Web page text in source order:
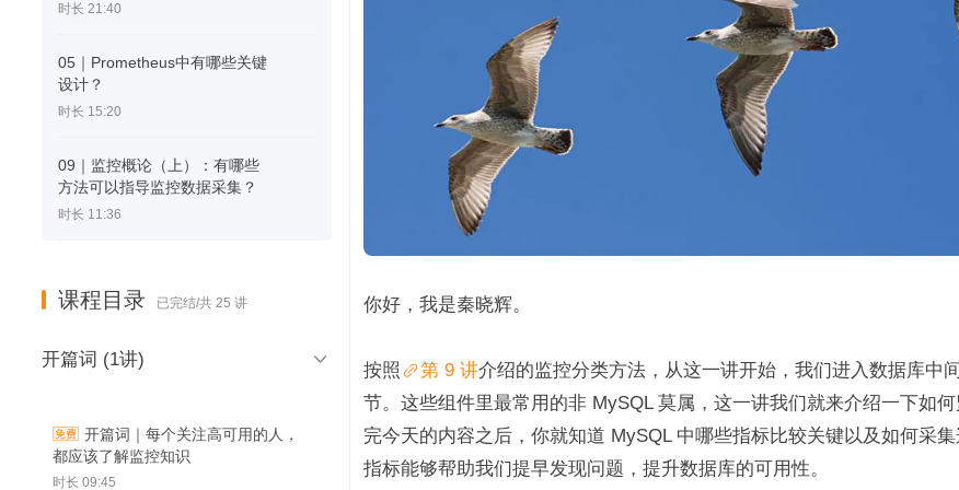
时长 21:40
05｜Prometheus中有哪些关键
设计？
时长 15:20
09｜监控概论（上）：有哪些
方法可以指导监控数据采集？
时长 11:36
课程目录 已完结/共 25 讲
开篇词 (1讲) 
开篇词｜每个关注高可用的人，
都应该了解监控知识
时长 09:45
你好，我是秦晓辉。
按照 第 9 讲介绍的监控分类方法，从这一讲开始，我们进入数据库中
节。这些组件里最常用的非 MySQL 莫属，这一讲我们就来介绍一下如
完今天的内容之后，你就知道 MySQL 中哪些指标比较关键以及如何采
指标能够帮助我们提早发现问题，提升数据库的可用性。